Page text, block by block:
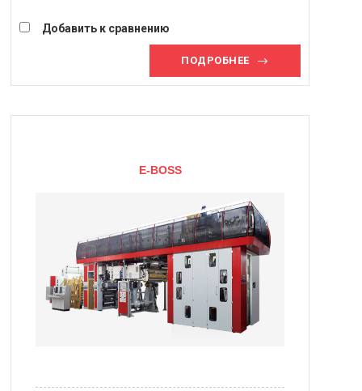
Добавить к сравнению
ПОДРОБНЕЕ
E-BOSS